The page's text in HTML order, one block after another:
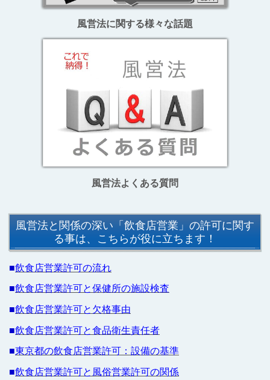
風営法に関する様々な話題
風営法よくある質問
風営法と関係の深い「飲食店営業」の許可に関す
る事は、こちらが役に立ちます！
■飲食店営業許可の流れ
■飲食店営業許可と保健所の施設検査
■飲食店営業許可と欠格事由
■飲食店営業許可と食品衛生責任者
■東京都の飲食店営業許可：設備の基準
■飲食店営業許可と風俗営業許可の関係